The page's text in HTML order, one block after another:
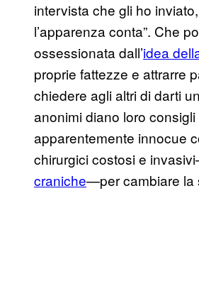
intervista che gli ho
l’apparenza conta”. Che
ossessionata dall’idea
proprie fattezze e attrarre
chiedere agli altri di darti
anonimi diano loro
apparentemente innocue
chirurgici costosi e
craniche—per cambiare la